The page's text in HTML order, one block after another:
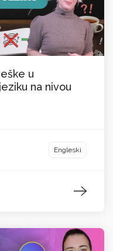
u
na nivou
Engleski